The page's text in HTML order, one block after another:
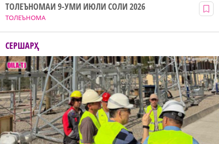
ТОЛЕЪНОМА
ТОЛЕЪНОМАИ 9-УМИ ИЮЛИ СОЛИ 2026
СЕРШАРҲ